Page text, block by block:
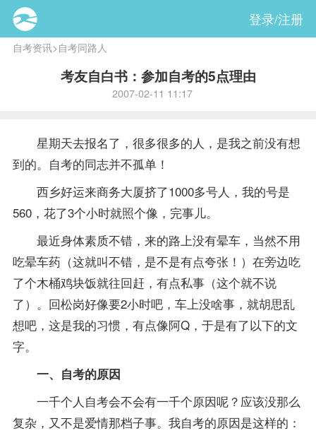
登录/注册
自考资讯>自考同路人
考友自白书：参加自考的5点理由
2007-02-11 11:17
星期天去报名了，很多很多的人，是我之前没有想
到的。自考的同志并不孤单！
西乡好运来商务大厦挤了1000多号人，我的号是
560，花了3个小时就照个像，完事儿。
最近身体素质不错，来的路上没有晕车，当然不用
吃晕车药（这就叫不错，是不是有点夸张！）在旁边吃
了个木桶鸡块饭就往回赶，有点私事（这个就不说
了）。回松岗好像要2小时吧，车上没啥事，就胡思乱
想吧，这是我的习惯，有点像阿Q，于是有了以下的文
字。
一、自考的原因
一千个人自考会不会有一千个原因呢？应该没那么
复杂，又不是爱情那档子事。我自考的原因是这样的：